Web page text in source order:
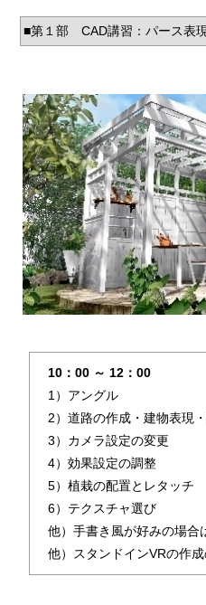
■第１部 CAD講習：パース表
10：00 ～ 12：00
1）アングル
2）道路の作成・建物表現
3）カメラ設定の変更
4）効果設定の調整
5）植栽の配置とレタッチ
6）テクスチャ選び
他）手書き風が好みの場合
他）スタンドインVRの作